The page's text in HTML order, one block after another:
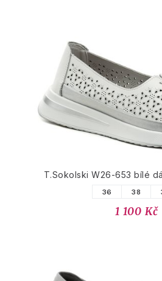
T.Sokolski W26-653 bílé
36 38
1 100 Kč